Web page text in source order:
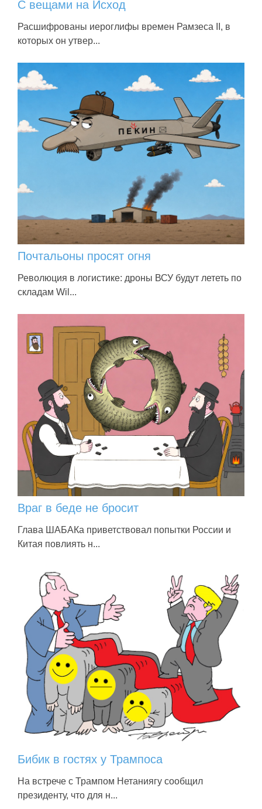
С вещами на Исход
Расшифрованы иероглифы времен Рамзеса II, в
которых он утвер...
Почтальоны просят огня
Революция в логистике: дроны ВСУ будут лететь по
складам Wil...
Враг в беде не бросит
Глава ШАБАКа приветствовал попытки России и
Китая повлиять н...
Бибик в гостях у Трампоса
На встрече с Трампом Нетаниягу сообщил
президенту, что для н...